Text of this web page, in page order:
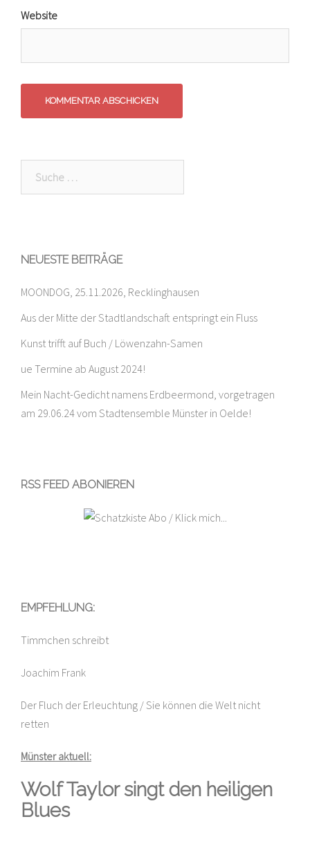
Website
NEUESTE BEITRÄGE
MOONDOG, 25.11.2026, Recklinghausen
Aus der Mitte der Stadtlandschaft entspringt ein Fluss
Kunst trifft auf Buch / Löwenzahn-Samen
ue Termine ab August 2024!
Mein Nacht-Gedicht namens Erdbeermond, vorgetragen
am 29.06.24 vom Stadtensemble Münster in Oelde!
RSS FEED ABONIEREN
EMPFEHLUNG:
Timmchen schreibt
Joachim Frank
Der Fluch der Erleuchtung / Sie können die Welt nicht
retten
Münster aktuell:
Wolf Taylor singt den heiligen
Blues